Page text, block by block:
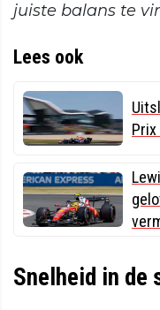
juiste balans te
Lees ook
Snelheid in de